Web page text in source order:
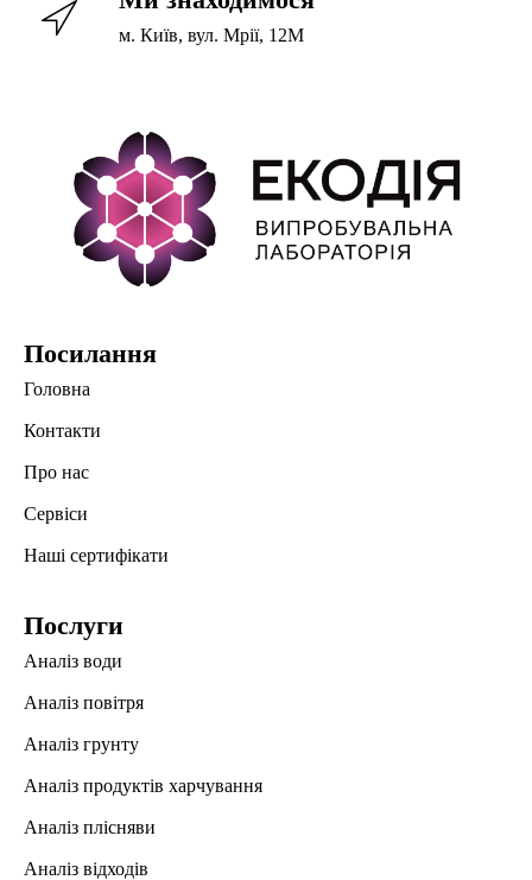
м. Київ, вул. Мрії, 12М
Посилання
Головна
Контакти
Про нас
Сервіси
Наші сертифікати
Послуги
Аналіз води
Аналіз повітря
Аналіз грунту
Аналіз продуктів харчування
Аналіз плісняви
Аналіз відходів